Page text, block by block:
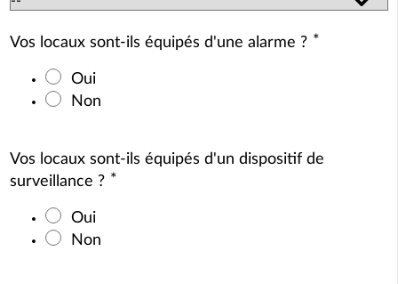
Vos locaux sont-ils équipés d'une alarme ? *
Oui
Non
Vos locaux sont-ils équipés d'un dispositif de
surveillance ? *
Oui
Non